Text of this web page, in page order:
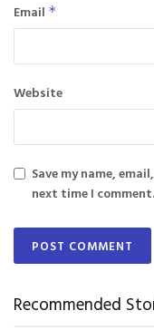
Email *
Website
Save my name,
next time I comment.
Recommended